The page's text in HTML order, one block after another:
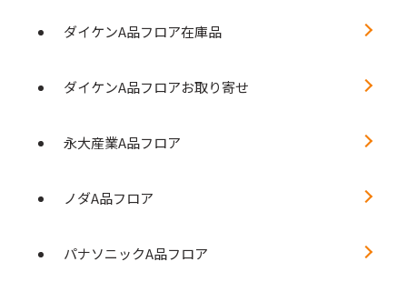
ダイケンA品フロア在庫品
ダイケンA品フロアお取り寄せ
永大産業A品フロア
ノダA品フロア
パナソニックA品フロア